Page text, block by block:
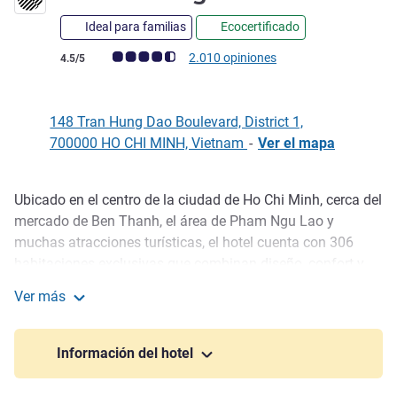
Ideal para familias Ecocertificado
Nota de clientes de Avis (Clasificación de ALL)
4.5/5 2.010 opiniones
148 Tran Hung Dao Boulevard, District 1,
700000 HO CHI MINH, Vietnam - Ver el mapa
Descripción
Ubicado en el centro de la ciudad de Ho Chi Minh, cerca del
mercado de Ben Thanh, el área de Pham Ngu Lao y
muchas atracciones turísticas, el hotel cuenta con 306
abierto todo el día, el Pop-Up Burger Bar y el Mad Cow
Wine & Grill con vistas panorámicas de la ciudad. El hotel
cuenta también con WIFI gratis, piscina, gimnasio, spa y
Ver más
Información del hotel